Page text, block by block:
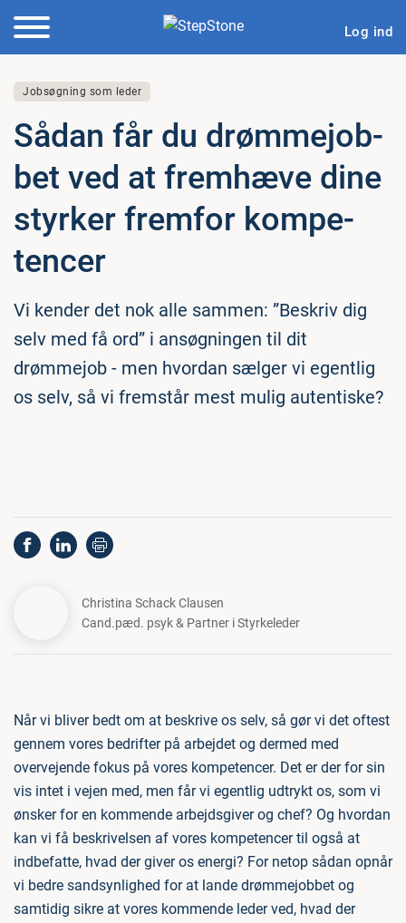
Log ind
Jobsøgning som leder
Sådan får du drømm­ejob­
bet ved at fremhæve dine
styrker fremfor kom­pe­
ten­cer
Vi kender det nok alle sammen: ”Beskriv dig
selv med få ord” i ansøgningen til dit
drømmejob - men hvordan sælger vi egentlig
os selv, så vi fremstår mest mulig autentiske?
Christina Schack Clausen
Cand.pæd. psyk & Partner i Styrkeleder
Når vi bliver bedt om at beskrive os selv, så gør vi det oftest
gennem vores bedrifter på arbejdet og dermed med
overvejende fokus på vores kompetencer. Det er der for sin
vis intet i vejen med, men får vi egentlig udtrykt os, som vi
ønsker for en kommende arbejdsgiver og chef? Og hvordan
kan vi få beskrivelsen af vores kompetencer til også at
indbefatte, hvad der giver os energi? For netop sådan opnår
vi bedre sandsynlighed for at lande drømmejobbet og
samtidig sikre at vores kommende leder ved, hvad der